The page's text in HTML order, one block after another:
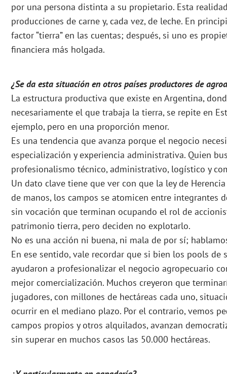
por una persona distinta a su propietario. Esta
producciones de carne y, cada vez, de leche. En
factor “tierra” en las cuentas; después, si uno es
financiera más holgada.
¿Se da esta situación en otros países productores de
La estructura productiva que existe en Argentina,
necesariamente el que trabaja la tierra, se repite en
ejemplo, pero en una proporción menor.
Es una tendencia que avanza porque el negocio
especialización y experiencia administrativa. Quien
profesionalismo técnico, administrativo, logístico y
Un dato clave tiene que ver con que la ley de
de manos, los campos se atomicen entre integrantes
sin vocación que terminan ocupando el rol de
patrimonio tierra, pero deciden no explotarlo.
No es una acción ni buena, ni mala de por sí;
En ese sentido, vale recordar que si bien los pools de
ayudaron a profesionalizar el negocio agropecuario
mejor comercialización. Muchos creyeron que
jugadores, con millones de hectáreas cada uno,
ocurrir en el mediano plazo. Por el contrario, vemos
campos propios y otros alquilados, avanzan
sin superar en muchos casos las 50.000 hectáreas.